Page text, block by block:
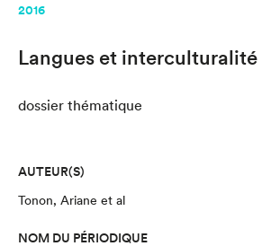
2016
Langues et interculturalité
dossier thématique
AUTEUR(S)
Tonon, Ariane et al
NOM DU PÉRIODIQUE